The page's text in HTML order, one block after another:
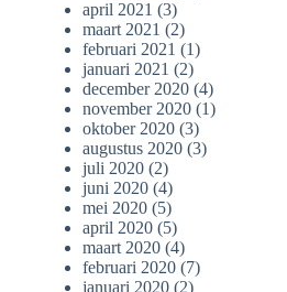
april 2021 (3)
maart 2021 (2)
februari 2021 (1)
januari 2021 (2)
december 2020 (4)
november 2020 (1)
oktober 2020 (3)
augustus 2020 (3)
juli 2020 (2)
juni 2020 (4)
mei 2020 (5)
april 2020 (5)
maart 2020 (4)
februari 2020 (7)
januari 2020 (2)